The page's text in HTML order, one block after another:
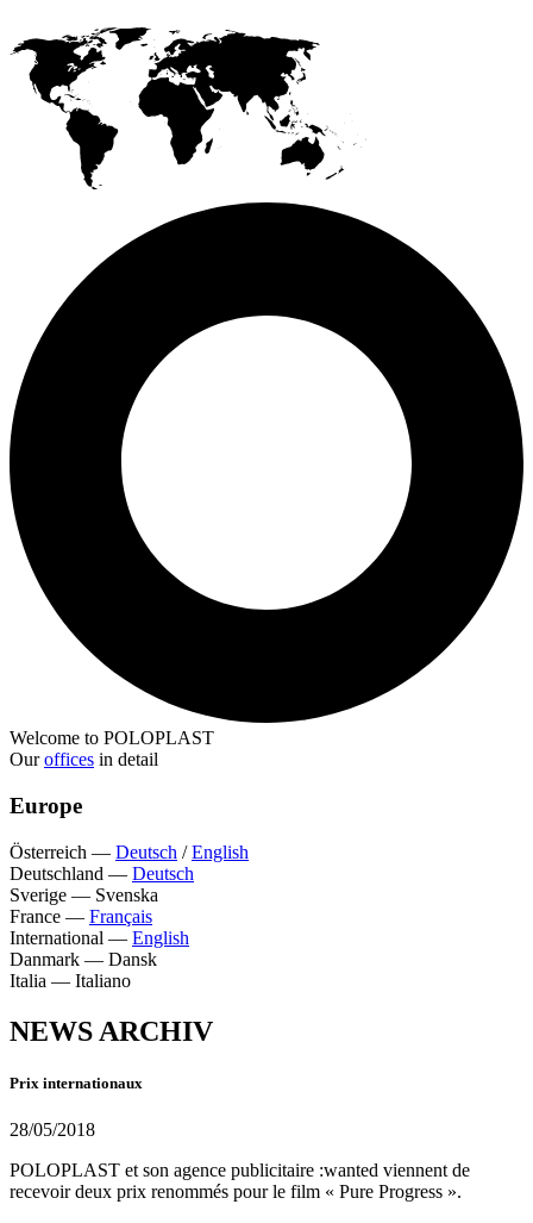
Welcome to POLOPLAST
Ouroffices in detail
Europe
Österreich — Deutsch /English
Deutschland — Deutsch
Sverige — Svenska
France — Français
International — English
Danmark — Dansk
Italia — Italiano
NEWS ARCHIV
Prix internationaux
28/05/2018
POLOPLAST et son agence publicitaire :wanted viennent de
recevoir deux prix renommés pour le film « Pure Progress ».